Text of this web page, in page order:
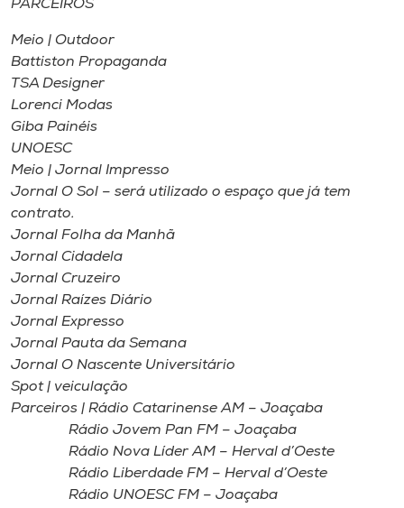
Selecione
o idioma
PARCEIROS
Meio | Outdoor
Battiston Propaganda
TSA Designer
Lorenci Modas
Giba Painéis
UNOESC
Meio | Jornal Impresso
Jornal O Sol – será utilizado o espaço que já tem
contrato.
Jornal Folha da Manhã
Jornal Cidadela
Jornal Cruzeiro
Jornal Raízes Diário
Jornal Expresso
Jornal Pauta da Semana
Jornal O Nascente Universitário
Spot | veiculação
Parceiros | Rádio Catarinense AM – Joaçaba
Rádio Jovem Pan FM – Joaçaba
Rádio Nova Líder AM – Herval d’Oeste
Rádio Liberdade FM – Herval d’Oeste
Rádio UNOESC FM – Joaçaba